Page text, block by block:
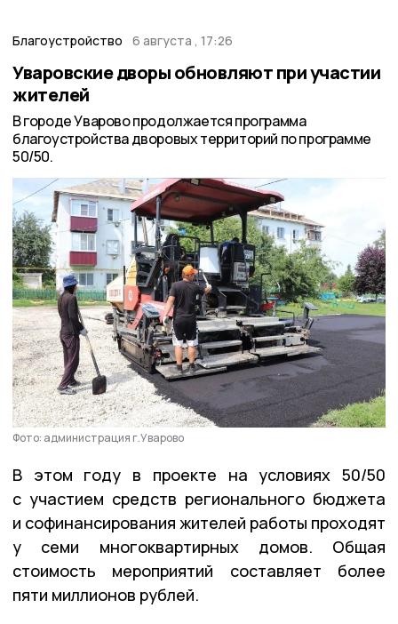
Благоустройство 6 августа , 17:26
Уваровские дворы обновляют при участии
жителей
В городе Уварово продолжается программа
благоустройства дворовых территорий по программе
50/50.
Фото: администрация г.Уварово
В этом году в проекте на условиях 50/50
с участием средств регионального бюджета
и софинансирования жителей работы проходят
у семи многоквартирных домов. Общая
стоимость мероприятий составляет более
пяти миллионов рублей.